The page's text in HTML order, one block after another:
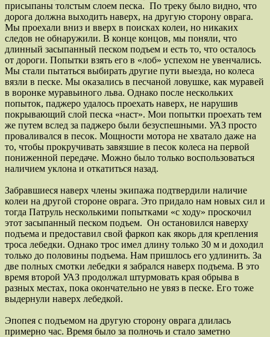
присыпаны толстым слоем песка. По треку было видно, что
дорога должна выходить наверх, на другую сторону оврага.
Мы проехали вниз и вверх в поисках колеи, но никаких
следов не обнаружили. В конце концов, мы поняли, что
длинный засыпанный песком подъем и есть то, что осталось
от дороги. Попытки взять его в «лоб» успехом не увенчались.
Мы стали пытаться выбирать другие пути выезда, но колеса
вязли в песке. Мы оказались в песчаной ловушке, как муравей
в воронке муравьиного льва. Однако после нескольких
попыток, паджеро удалось проехать наверх, не нарушив
покрывающий слой песка «наст». Мои попытки проехать тем
же путем вслед за паджеро были безуспешными. УАЗ просто
проваливался в песок. Мощности мотора не хватало даже на
то, чтобы прокручивать завязшие в песок колеса на первой
пониженной передаче. Можно было только воспользоваться
наличием уклона и откатиться назад.
Забравшиеся наверх члены экипажа подтвердили наличие
колеи на другой стороне оврага. Это придало нам новых сил и
тогда Патруль несколькими попытками «с ходу» проскочил
этот засыпанный песком подъем. Он остановился наверху
подъема и предоставил свой фаркоп как якорь для крепления
троса лебедки. Однако трос имел длину только 30 м и доходил
только до половины подъема. Нам пришлось его удлинить. За
две полных смотки лебедки я забрался наверх подъема. В это
время второй УАЗ продолжал штурмовать края обрыва в
разных местах, пока окончательно не увяз в песке. Его тоже
выдернули наверх лебедкой.
Эпопея с подъемом на другую сторону оврага длилась
примерно час. Время было за полночь и стало заметно